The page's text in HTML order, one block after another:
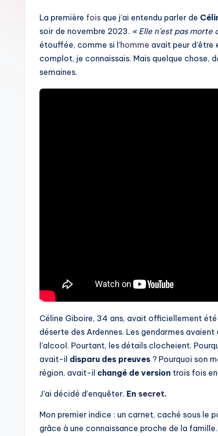
La première fois que j’ai entendu parler de
soir de novembre 2023. « Elle n’est pas morte
étouffée, comme si l’homme avait peur d’être
complot, je connaissais. Mais quelque chose,
semaines.
Céline Giboire, 34 ans, avait officiellement
déserte des Ardennes. Les gendarmes
l’alcool. Pourtant, les détails clocheient.
avait-il disparu des preuves ? Pourquoi son
région, avait-il changé de version trois fois
J’ai décidé d’enquêter. En secret.
Mon premier indice : un carnet, caché sous le
grâce à une connaissance proche de la